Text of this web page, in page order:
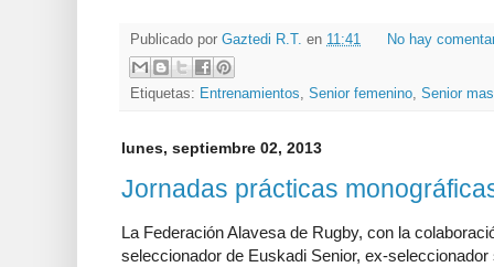
Publicado por Gaztedi R.T. en 11:41 No hay
Etiquetas: Entrenamientos Senior femenino Senior
lunes, septiembre 02, 2013
Jornadas prácticas
La Federación Alavesa de Rugby, con la
seleccionador de Euskadi Senior, ex-